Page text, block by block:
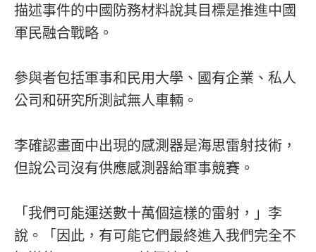
描述事件的中國防務材料說其目標是推進中國
軍民融合戰略。
參與者包括軍事和民用大學、國有企業、私人
公司和研究所測試無人車輛。
李確認畫面中出現的感測器是海思雷射技術，
但說公司沒有供應感測器給軍事競賽。
「我們可能運送數十萬個這樣的雷射，」李
說。「因此，有可能它們最終進入我們完全不